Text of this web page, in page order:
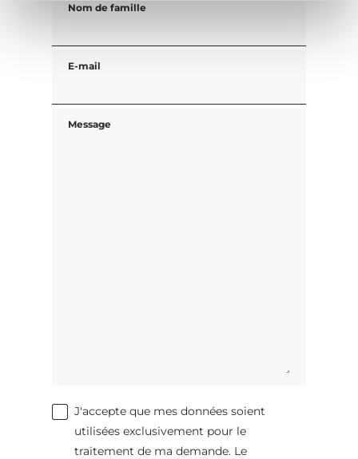
Nom de famille
E-mail
Message
J'accepte que mes données soient
utilisées exclusivement pour le
traitement de ma demande. Le